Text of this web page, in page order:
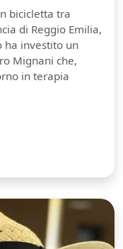
bicicletta tra
di Reggio Emilia,
ha investito un
Mignani che,
in terapia